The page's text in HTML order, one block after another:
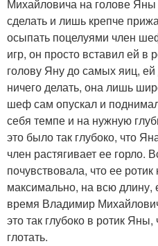
Михайловича на голове Яны
сделать и лишь крепче
осыпать поцелуями член
игр, он просто вставил ей в
голову Яну до самых яиц,
ничего делать, она лишь
шеф сам опускал и
себя темпе и на нужную
это было так глубоко, что
член растягивает ее
почувствовала, что ее
максимально, на всю длину,
время Владимир
это так глубоко в ротик
глотать.